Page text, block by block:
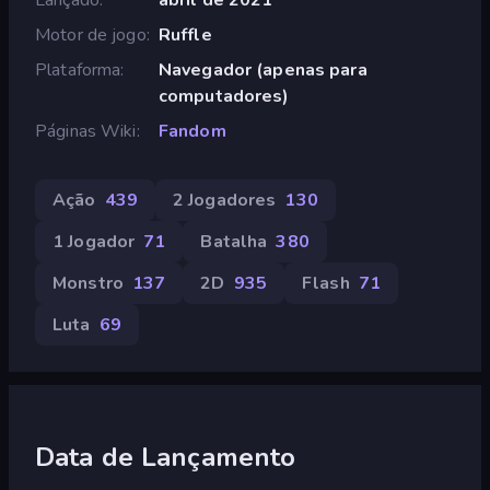
Motor de jogo Ruffle
Plataforma
Navegador (apenas para
computadores)
Páginas Wiki
Fandom
Ação 439 2 Jogadores 130
1 Jogador 71 Batalha 380
Monstro 137 2D 935 Flash 71
Luta 69
Data de Lançamento